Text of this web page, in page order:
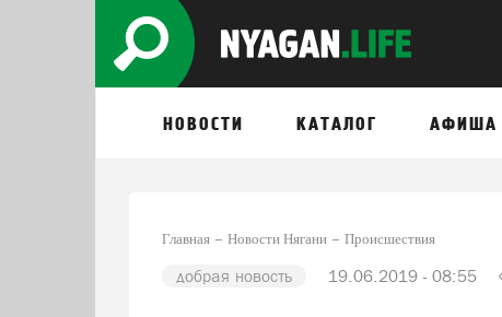
НОВОСТИ КАТАЛОГ АФИША
Главная Новости Нягани Происшествия
добрая новость 19.06.2019 - 08:55